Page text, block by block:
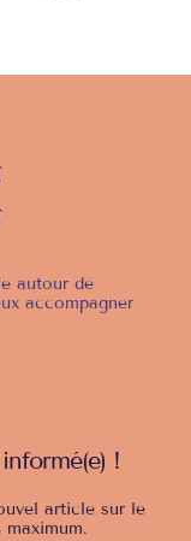
!
article sur le
autour de
accompagner